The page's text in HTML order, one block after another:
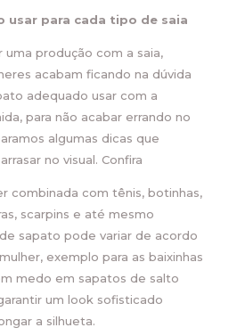
usar para cada tipo de saia
uma produção com a saia,
acabam ficando na dúvida
adequado usar com a
para não acabar errando no
algumas dicas que
no visual. Confira
combinada com tênis, botinhas,
scarpins e até mesmo
sapato pode variar de acordo
exemplo para as baixinhas
medo em sapatos de salto
um look sofisticado
a silhueta.